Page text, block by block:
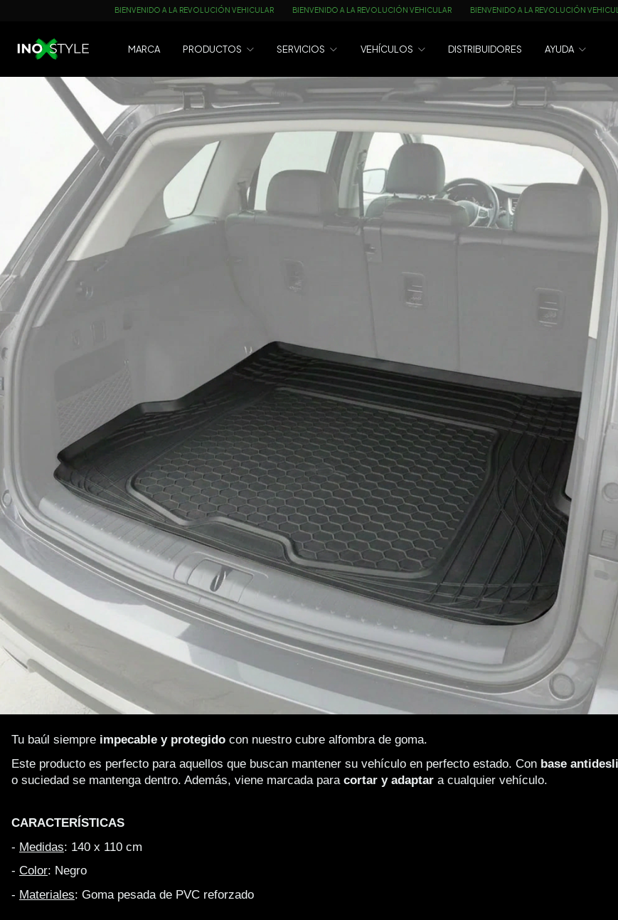
BIENVENIDO A LA REVOLUCIÓN VEHICULAR BIENVENIDO A LA REVOLUCIÓN VEHICULAR BIENVENIDO A LA REVOLUCIÓN VEHICULAR BIENVENIDO A
MARCA PRODUCTOS SERVICIOS VEHÍCULOS DISTRIBUIDORES AYUDA
Tu baúl siempre impecable y protegido con nuestro cubre alfombra de goma.
Este producto es perfecto para aquellos que buscan mantener su vehículo en perfecto estado. Con base
o suciedad se mantenga dentro. Además, viene marcada para cortar y adaptar a cualquier vehículo.
CARACTERÍSTICAS
- Medidas: 140 x 110 cm
- Color: Negro
- Materiales: Goma pesada de PVC reforzado